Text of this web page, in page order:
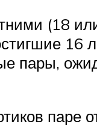
(18
16
пары,
паре